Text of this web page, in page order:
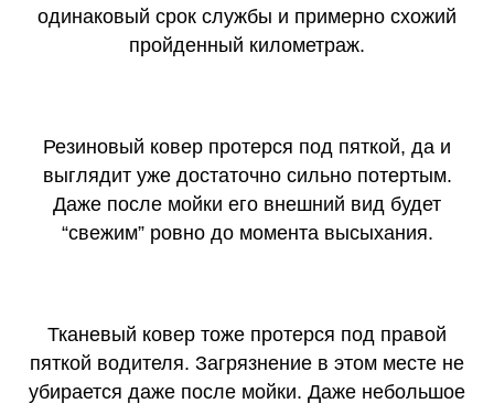
одинаковый срок службы и примерно схожий
пройденный километраж.
Резиновый ковер протерся под пяткой, да и
выглядит уже достаточно сильно потертым.
Даже после мойки его внешний вид будет
“свежим” ровно до момента высыхания.
Тканевый ковер тоже протерся под правой
пяткой водителя. Загрязнение в этом месте не
убирается даже после мойки. Даже небольшое